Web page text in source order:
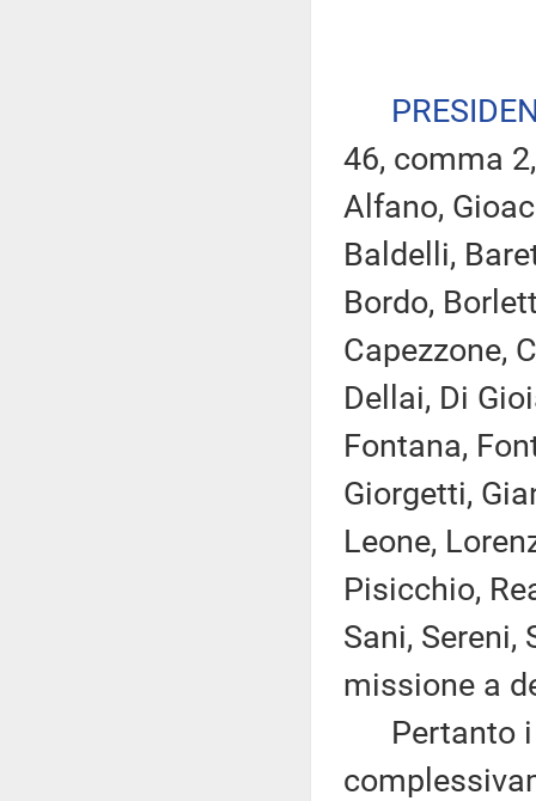
46, comma
Alfano,
Baldelli,
Bordo,
Capezzone,
Dellai, Di
Fontana,
Giorgetti,
Leone,
Pisicchio,
Sani, Sereni,
missione a
Pertanto i